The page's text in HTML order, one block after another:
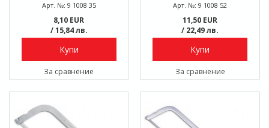
Арт. №: 9 1008 35
8,10 EUR
/ 15,84 лв.
Купи
За сравнение
Арт. №: 9 1008 52
11,50 EUR
/ 22,49 лв.
Купи
За сравнение